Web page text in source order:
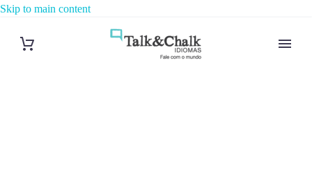
Skip to main content